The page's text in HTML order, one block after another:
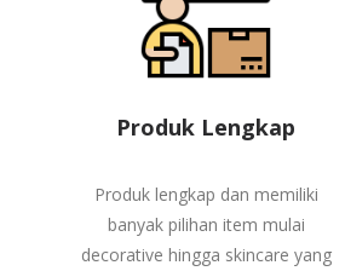
Produk Lengkap
Produk lengkap dan memiliki
banyak pilihan item mulai
decorative hingga skincare yang